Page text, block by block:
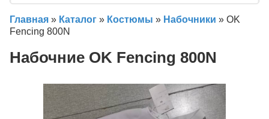
Главная » Каталог » Костюмы » Набочники » OK
Fencing 800N
Набочние OK Fencing 800N